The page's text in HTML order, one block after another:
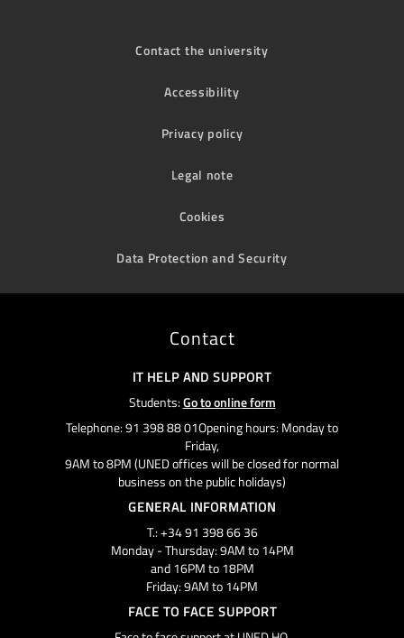
Contact the university
Accessibility
Privacy policy
Legal note
Cookies
Data Protection and Security
Contact
IT HELP AND SUPPORT
Students:Go to online form
Telephone: 91 398 88 01Opening hours: Monday to
Friday,
9AM to 8PM (UNED offices will be closed for normal
business on the public holidays)
GENERAL INFORMATION
T.: +34 91 398 66 36
Monday - Thursday: 9AM to 14PM
and 16PM to 18PM
Friday: 9AM to 14PM
FACE TO FACE SUPPORT